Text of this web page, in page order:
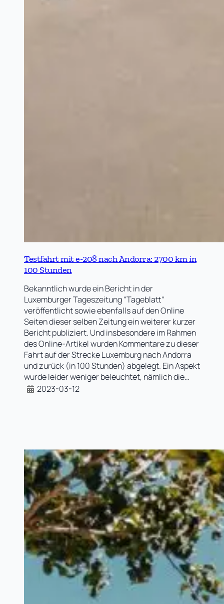
Testfahrt mit e-208 nach Andorra: 2700 km in
100 Stunden
Bekanntlich wurde ein Bericht in der
Luxemburger Tageszeitung “Tageblatt”
veröffentlicht sowie ebenfalls auf den Online
Seiten dieser selben Zeitung ein weiterer kurzer
Bericht publiziert. Und insbesondere im Rahmen
des Online-Artikel wurden Kommentare zu dieser
Fahrt auf der Strecke Luxemburg nach Andorra
und zurück (in 100 Stunden) abgelegt. Ein Aspekt
wurde leider weniger beleuchtet, nämlich die…
2023-03-12